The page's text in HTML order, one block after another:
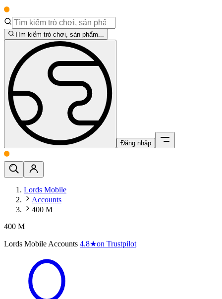
Tìm kiếm trò chơi, sản phẩm...
Đăng nhập
Lords Mobile
Accounts
400 M
400 M
Lords Mobile Accounts 4.8★on Trustpilot